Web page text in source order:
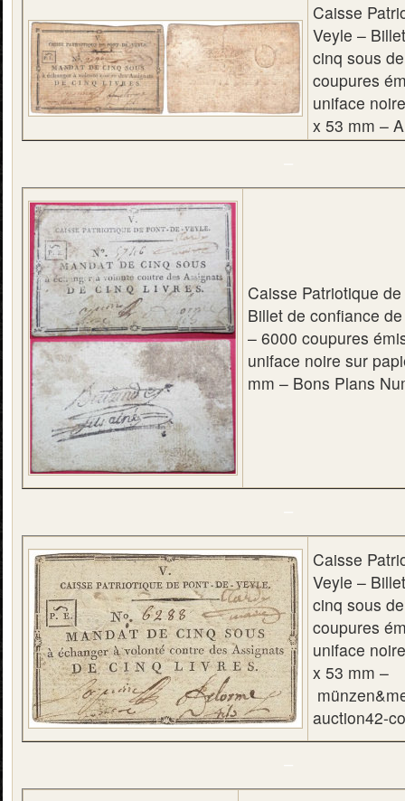
Caisse
Veyle –
cinq sous
coupures
uniface
x 53 mm –
Caisse Patriotique
Billet de confiance
– 6000 coupures
uniface noire sur
mm – Bons Plans
Caisse
Veyle –
cinq sous
coupures
uniface
x 53 mm –
auction42-